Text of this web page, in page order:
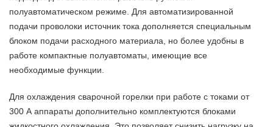
полуавтоматическом режиме. Для автоматизированной
подачи проволоки источник тока дополняется специальным
блоком подачи расходного материала, но более удобны в
работе компактные полуавтоматы, имеющие все
необходимые функции.
Для охлаждения сварочной горелки при работе с токами от
300 А аппараты дополнительно комплектуются блоками